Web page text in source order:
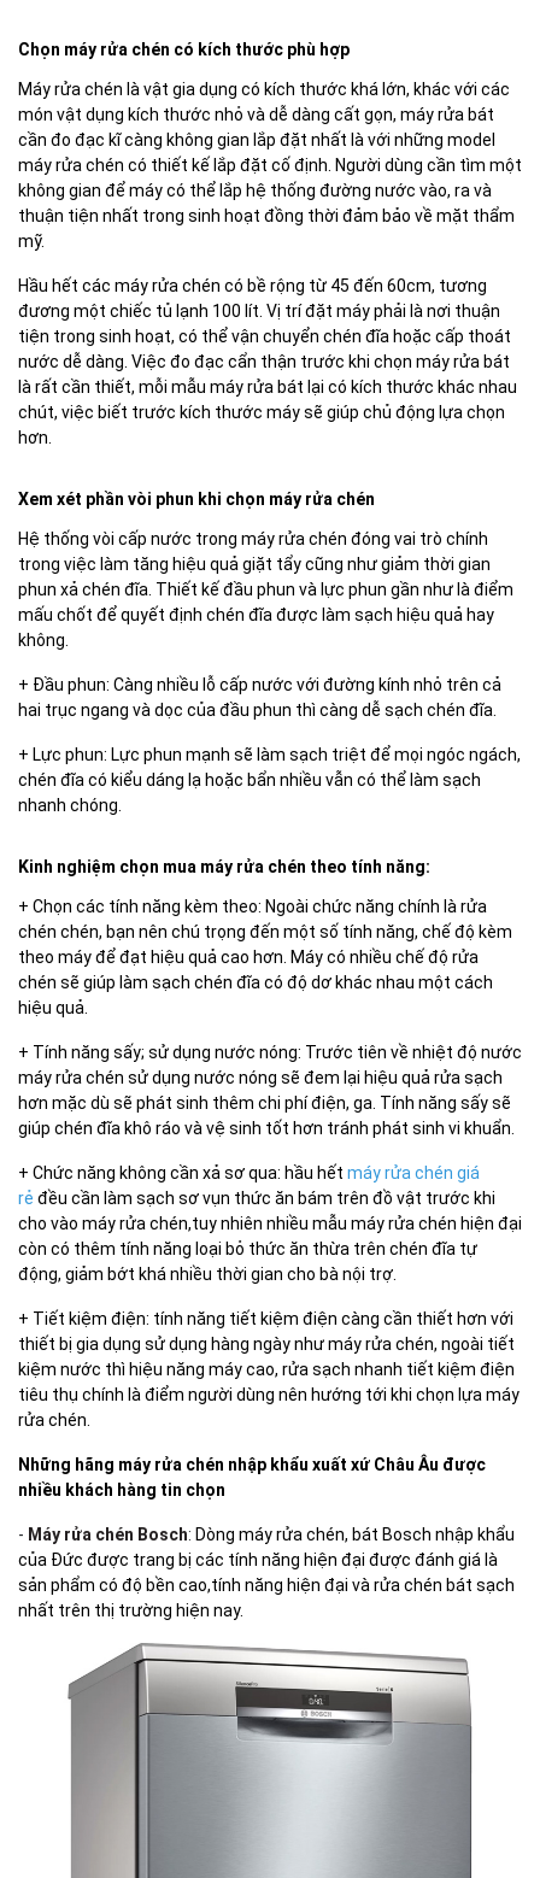
Chọn máy rửa chén có kích thước phù hợp
Máy rửa chén là vật gia dụng có kích thước khá lớn, khác với các
món vật dụng kích thước nhỏ và dễ dàng cất gọn, máy rửa bát
cần đo đạc kĩ càng không gian lắp đặt nhất là với những model
máy rửa chén có thiết kế lắp đặt cố định. Người dùng cần tìm một
không gian để máy có thể lắp hệ thống đường nước vào, ra và
thuận tiện nhất trong sinh hoạt đồng thời đảm bảo về mặt thẩm
mỹ.
Hầu hết các máy rửa chén có bề rộng từ 45 đến 60cm, tương
đương một chiếc tủ lạnh 100 lít. Vị trí đặt máy phải là nơi thuận
tiện trong sinh hoạt, có thể vận chuyển chén đĩa hoặc cấp thoát
nước dễ dàng. Việc đo đạc cẩn thận trước khi chọn máy rửa bát
là rất cần thiết, mỗi mẫu máy rửa bát lại có kích thước khác nhau
chút, việc biết trước kích thước máy sẽ giúp chủ động lựa chọn
hơn.
Xem xét phần vòi phun khi chọn máy rửa chén
Hệ thống vòi cấp nước trong máy rửa chén đóng vai trò chính
trong việc làm tăng hiệu quả giặt tẩy cũng như giảm thời gian
phun xả chén đĩa. Thiết kế đầu phun và lực phun gần như là điểm
mấu chốt để quyết định chén đĩa được làm sạch hiệu quả hay
không.
+ Đầu phun: Càng nhiều lỗ cấp nước với đường kính nhỏ trên cả
hai trục ngang và dọc của đầu phun thì càng dễ sạch chén đĩa.
+ Lực phun: Lực phun mạnh sẽ làm sạch triệt để mọi ngóc ngách,
chén đĩa có kiểu dáng lạ hoặc bẩn nhiều vẫn có thể làm sạch
nhanh chóng.
Kinh nghiệm chọn mua máy rửa chén theo tính năng:
+ Chọn các tính năng kèm theo: Ngoài chức năng chính là rửa
chén chén, bạn nên chú trọng đến một số tính năng, chế độ kèm
theo máy để đạt hiệu quả cao hơn. Máy có nhiều chế độ rửa
chén sẽ giúp làm sạch chén đĩa có độ dơ khác nhau một cách
hiệu quả.
+ Tính năng sấy; sử dụng nước nóng: Trước tiên về nhiệt độ nước
máy rửa chén sử dụng nước nóng sẽ đem lại hiệu quả rửa sạch
hơn mặc dù sẽ phát sinh thêm chi phí điện, ga. Tính năng sấy sẽ
giúp chén đĩa khô ráo và vệ sinh tốt hơn tránh phát sinh vi khuẩn.
+ Chức năng không cần xả sơ qua: hầu hết máy rửa chén giá
rẻ đều cần làm sạch sơ vụn thức ăn bám trên đồ vật trước khi
cho vào máy rửa chén,tuy nhiên nhiều mẫu máy rửa chén hiện đại
còn có thêm tính năng loại bỏ thức ăn thừa trên chén đĩa tự
động, giảm bớt khá nhiều thời gian cho bà nội trợ.
+ Tiết kiệm điện: tính năng tiết kiệm điện càng cần thiết hơn với
thiết bị gia dụng sử dụng hàng ngày như máy rửa chén, ngoài tiết
kiệm nước thì hiệu năng máy cao, rửa sạch nhanh tiết kiệm điện
tiêu thụ chính là điểm người dùng nên hướng tới khi chọn lựa máy
rửa chén.
Những hãng máy rửa chén nhập khẩu xuất xứ Châu Âu được
nhiều khách hàng tin chọn
- Máy rửa chén Bosch: Dòng máy rửa chén, bát Bosch nhập khẩu
của Đức được trang bị các tính năng hiện đại được đánh giá là
sản phẩm có độ bền cao,tính năng hiện đại và rửa chén bát sạch
nhất trên thị trường hiện nay.